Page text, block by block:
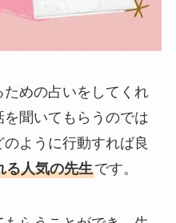
めの占いをしてくれ
聞いてもらうのでは
ように行動すれば良
る人気の先生です。